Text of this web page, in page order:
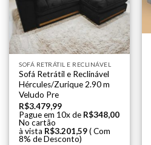
SOFÁ RETRÁTIL E RECLINÁVEL
Sofá Retrátil e Reclinável
Hércules/Zurique 2.90 m
Veludo Pre
R$3.479,99
Pague em 10x de R$348,00
No cartão
à vista R$3.201,59( Com
8% de Desconto)